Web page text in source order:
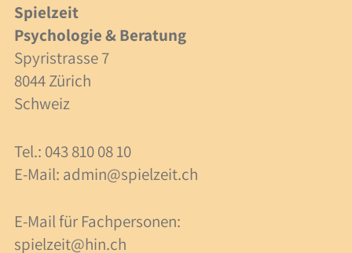
Stellenangebote
Forschung
Anlässe
Veranstaltungen
Veranstaltungen
Spielzeit
Psychologie & Beratung
Spyristrasse 7
8044 Zürich
Schweiz
Tel.: 043 810 08 10
E-Mail: admin@spielzeit.ch
E-Mail für Fachpersonen:
spielzeit@hin.ch